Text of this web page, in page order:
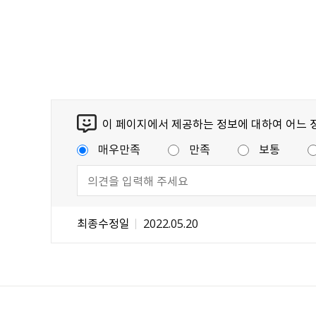
이 페이지에서 제공하는 정보에 대하여 어느
매우만족
만족 보통
최종수정일 2022.05.20